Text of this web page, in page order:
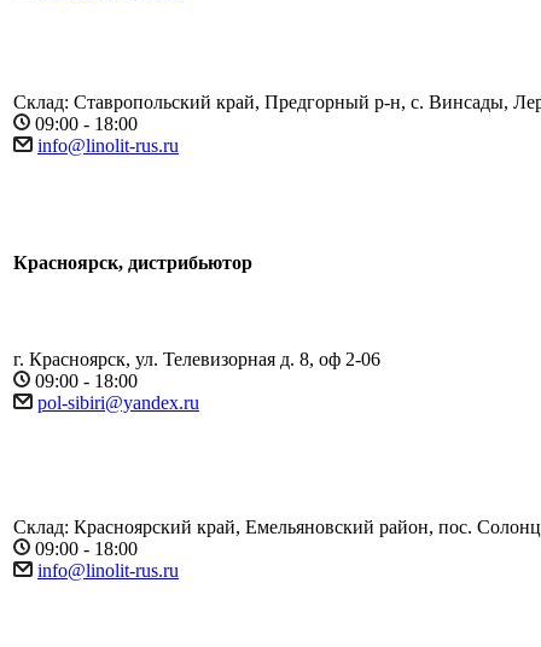
Склад: Ставропольский край, Предгорный р-н, с. Винсады,
09:00 - 18:00
info@linolit-rus.ru
Красноярск, дистрибьютор
г. Красноярск, ул. Телевизорная д. 8, оф 2-06
09:00 - 18:00
pol-sibiri@yandex.ru
Склад: Красноярский край, Емельяновский район, пос.
09:00 - 18:00
info@linolit-rus.ru